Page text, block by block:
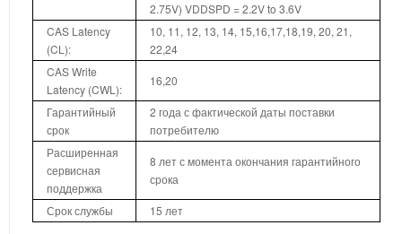
2.75V) VDDSPD = 2.2V to 3.6V
CAS Latency
(CL):
10, 11, 12, 13, 14, 15,16,17,18,19, 20, 21,
22,24
CAS Write
Latency (CWL):
16,20
Гарантийный
срок
2 года с фактической даты поставки
потребителю
Расширенная
сервисная
поддержка
8 лет с момента окончания гарантийного
срока
Срок службы 15 лет